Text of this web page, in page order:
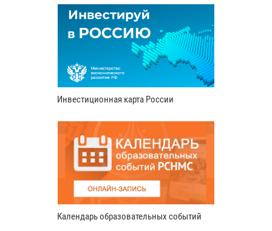
Инвестиционная карта России
Календарь образовательных событий